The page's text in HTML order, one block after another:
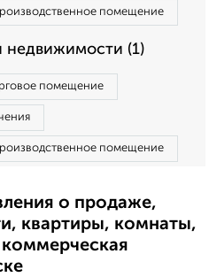
помещение
недвижимости (1)
помещение
помещение
о продаже,
квартиры, комнаты,